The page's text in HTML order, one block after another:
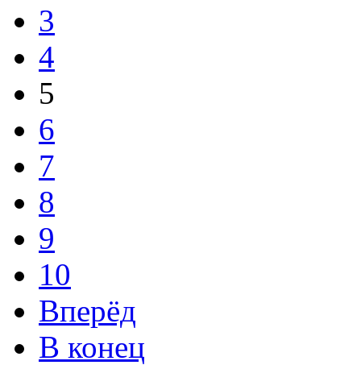
3
4
5
6
7
8
9
10
Вперёд
В конец